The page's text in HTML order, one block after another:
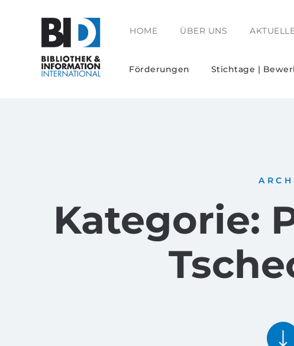
HOME ÜBER UNS
Förderungen Stichtage |
Kategorie: